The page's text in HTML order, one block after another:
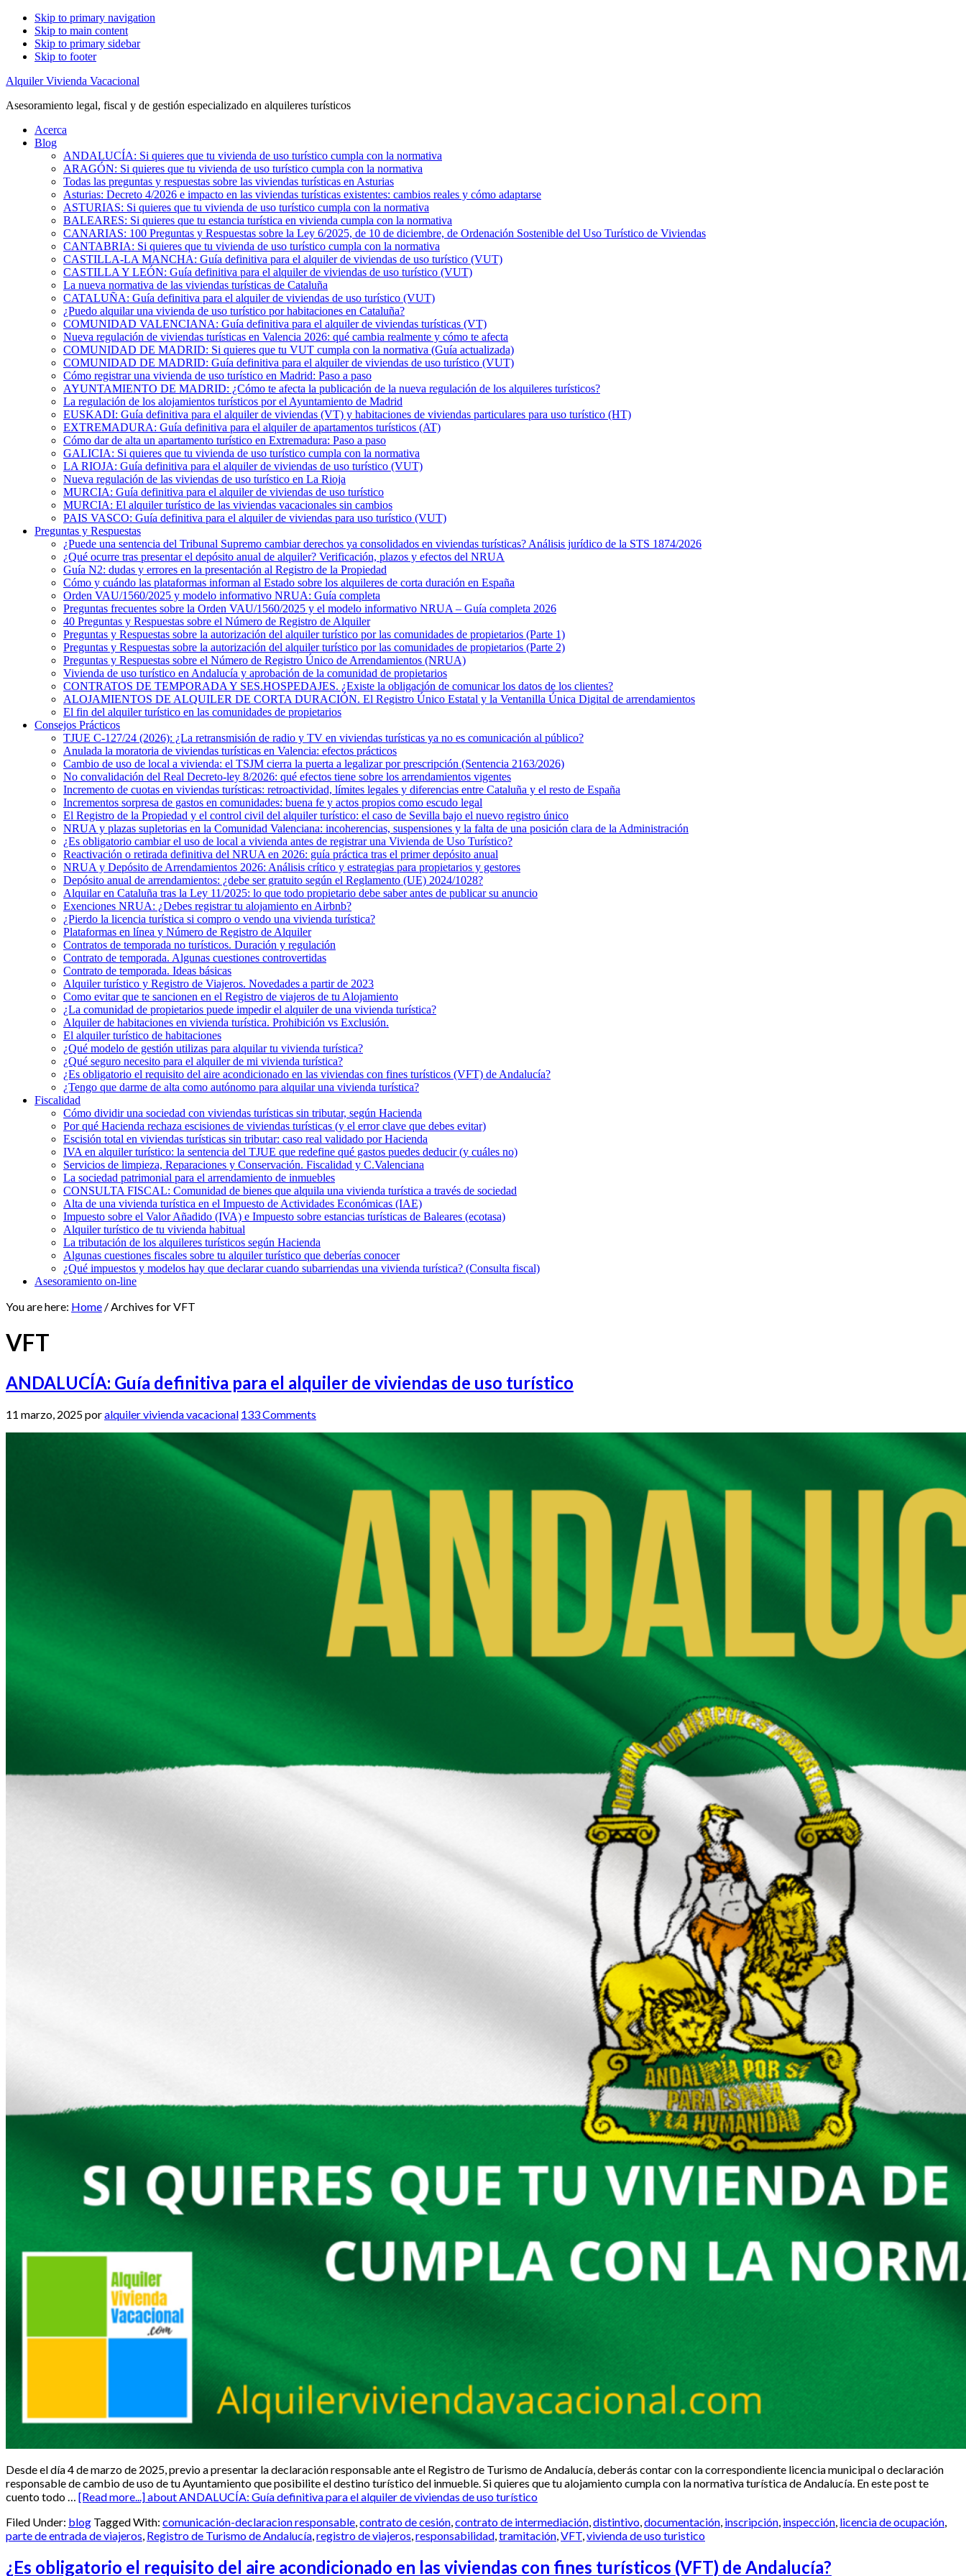
Skip to primary navigation
Skip to main content
Skip to primary sidebar
Skip to footer
Alquiler Vivienda Vacacional
Asesoramiento legal, fiscal y de gestión especializado en alquileres turísticos
Acerca
Blog
ANDALUCÍA: Si quieres que tu vivienda de uso turístico cumpla con la normativa
ARAGÓN: Si quieres que tu vivienda de uso turístico cumpla con la normativa
Todas las preguntas y respuestas sobre las viviendas turísticas en Asturias
Asturias: Decreto 4/2026 e impacto en las viviendas turísticas existentes: cambios reales y cómo adaptarse
ASTURIAS: Si quieres que tu vivienda de uso turístico cumpla con la normativa
BALEARES: Si quieres que tu estancia turística en vivienda cumpla con la normativa
CANARIAS: 100 Preguntas y Respuestas sobre la Ley 6/2025, de 10 de diciembre, de Ordenación Sostenible del Uso Turístico de Viviendas
CANTABRIA: Si quieres que tu vivienda de uso turístico cumpla con la normativa
CASTILLA-LA MANCHA: Guía definitiva para el alquiler de viviendas de uso turístico (VUT)
CASTILLA Y LEÓN: Guía definitiva para el alquiler de viviendas de uso turístico (VUT)
La nueva normativa de las viviendas turísticas de Cataluña
CATALUÑA: Guía definitiva para el alquiler de viviendas de uso turístico (VUT)
¿Puedo alquilar una vivienda de uso turístico por habitaciones en Cataluña?
COMUNIDAD VALENCIANA: Guía definitiva para el alquiler de viviendas turísticas (VT)
Nueva regulación de viviendas turísticas en Valencia 2026: qué cambia realmente y cómo te afecta
COMUNIDAD DE MADRID: Si quieres que tu VUT cumpla con la normativa (Guía actualizada)
COMUNIDAD DE MADRID: Guía definitiva para el alquiler de viviendas de uso turístico (VUT)
Cómo registrar una vivienda de uso turístico en Madrid: Paso a paso
AYUNTAMIENTO DE MADRID: ¿Cómo te afecta la publicación de la nueva regulación de los alquileres turísticos?
La regulación de los alojamientos turísticos por el Ayuntamiento de Madrid
EUSKADI: Guía definitiva para el alquiler de viviendas (VT) y habitaciones de viviendas particulares para uso turístico (HT)
EXTREMADURA: Guía definitiva para el alquiler de apartamentos turísticos (AT)
Cómo dar de alta un apartamento turístico en Extremadura: Paso a paso
GALICIA: Si quieres que tu vivienda de uso turístico cumpla con la normativa
LA RIOJA: Guía definitiva para el alquiler de viviendas de uso turístico (VUT)
Nueva regulación de las viviendas de uso turístico en La Rioja
MURCIA: Guía definitiva para el alquiler de viviendas de uso turístico
MURCIA: El alquiler turístico de las viviendas vacacionales sin cambios
PAIS VASCO: Guía definitiva para el alquiler de viviendas para uso turístico (VUT)
Preguntas y Respuestas
¿Puede una sentencia del Tribunal Supremo cambiar derechos ya consolidados en viviendas turísticas? Análisis jurídico de la STS 1874/2026
¿Qué ocurre tras presentar el depósito anual de alquiler? Verificación, plazos y efectos del NRUA
Guía N2: dudas y errores en la presentación al Registro de la Propiedad
Cómo y cuándo las plataformas informan al Estado sobre los alquileres de corta duración en España
Orden VAU/1560/2025 y modelo informativo NRUA: Guía completa
Preguntas frecuentes sobre la Orden VAU/1560/2025 y el modelo informativo NRUA – Guía completa 2026
40 Preguntas y Respuestas sobre el Número de Registro de Alquiler
Preguntas y Respuestas sobre la autorización del alquiler turístico por las comunidades de propietarios (Parte 1)
Preguntas y Respuestas sobre la autorización del alquiler turístico por las comunidades de propietarios (Parte 2)
Preguntas y Respuestas sobre el Número de Registro Único de Arrendamientos (NRUA)
Vivienda de uso turístico en Andalucía y aprobación de la comunidad de propietarios
CONTRATOS DE TEMPORADA Y SES.HOSPEDAJES. ¿Existe la obligación de comunicar los datos de los clientes?
ALOJAMIENTOS DE ALQUILER DE CORTA DURACIÓN. El Registro Único Estatal y la Ventanilla Única Digital de arrendamientos
El fin del alquiler turístico en las comunidades de propietarios
Consejos Prácticos
TJUE C-127/24 (2026): ¿La retransmisión de radio y TV en viviendas turísticas ya no es comunicación al público?
Anulada la moratoria de viviendas turísticas en Valencia: efectos prácticos
Cambio de uso de local a vivienda: el TSJM cierra la puerta a legalizar por prescripción (Sentencia 2163/2026)
No convalidación del Real Decreto-ley 8/2026: qué efectos tiene sobre los arrendamientos vigentes
Incremento de cuotas en viviendas turísticas: retroactividad, límites legales y diferencias entre Cataluña y el resto de España
Incrementos sorpresa de gastos en comunidades: buena fe y actos propios como escudo legal
El Registro de la Propiedad y el control civil del alquiler turístico: el caso de Sevilla bajo el nuevo registro único
NRUA y plazas supletorias en la Comunidad Valenciana: incoherencias, suspensiones y la falta de una posición clara de la Administración
¿Es obligatorio cambiar el uso de local a vivienda antes de registrar una Vivienda de Uso Turístico?
Reactivación o retirada definitiva del NRUA en 2026: guía práctica tras el primer depósito anual
NRUA y Depósito de Arrendamientos 2026: Análisis crítico y estrategias para propietarios y gestores
Depósito anual de arrendamientos: ¿debe ser gratuito según el Reglamento (UE) 2024/1028?
Alquilar en Cataluña tras la Ley 11/2025: lo que todo propietario debe saber antes de publicar su anuncio
Exenciones NRUA: ¿Debes registrar tu alojamiento en Airbnb?
¿Pierdo la licencia turística si compro o vendo una vivienda turística?
Plataformas en línea y Número de Registro de Alquiler
Contratos de temporada no turísticos. Duración y regulación
Contrato de temporada. Algunas cuestiones controvertidas
Contrato de temporada. Ideas básicas
Alquiler turístico y Registro de Viajeros. Novedades a partir de 2023
Como evitar que te sancionen en el Registro de viajeros de tu Alojamiento
¿La comunidad de propietarios puede impedir el alquiler de una vivienda turística?
Alquiler de habitaciones en vivienda turística. Prohibición vs Exclusión.
El alquiler turístico de habitaciones
¿Qué modelo de gestión utilizas para alquilar tu vivienda turística?
¿Qué seguro necesito para el alquiler de mi vivienda turística?
¿Es obligatorio el requisito del aire acondicionado en las viviendas con fines turísticos (VFT) de Andalucía?
¿Tengo que darme de alta como autónomo para alquilar una vivienda turística?
Fiscalidad
Cómo dividir una sociedad con viviendas turísticas sin tributar, según Hacienda
Por qué Hacienda rechaza escisiones de viviendas turísticas (y el error clave que debes evitar)
Escisión total en viviendas turísticas sin tributar: caso real validado por Hacienda
IVA en alquiler turístico: la sentencia del TJUE que redefine qué gastos puedes deducir (y cuáles no)
Servicios de limpieza, Reparaciones y Conservación. Fiscalidad y C.Valenciana
La sociedad patrimonial para el arrendamiento de inmuebles
CONSULTA FISCAL: Comunidad de bienes que alquila una vivienda turística a través de sociedad
Alta de una vivienda turística en el Impuesto de Actividades Económicas (IAE)
Impuesto sobre el Valor Añadido (IVA) e Impuesto sobre estancias turísticas de Baleares (ecotasa)
Alquiler turístico de tu vivienda habitual
La tributación de los alquileres turísticos según Hacienda
Algunas cuestiones fiscales sobre tu alquiler turístico que deberías conocer
¿Qué impuestos y modelos hay que declarar cuando subarriendas una vivienda turística? (Consulta fiscal)
Asesoramiento on-line
You are here: Home /Archives for VFT
VFT
ANDALUCÍA: Guía definitiva para el alquiler de viviendas de uso turístico
11 marzo, 2025poralquiler vivienda vacacional 133 Comments
Desde el día 4 de marzo de 2025, previo a presentar la declaración responsable ante el Registro de Turismo de Andalucía, deberás contar con la correspondiente licencia municipal o declaración
responsable de cambio de uso de tu Ayuntamiento que posibilite el destino turístico del inmueble. Si quieres que tu alojamiento cumpla con la normativa turística de Andalucía. En este post te
cuento todo … [Read more...]about ANDALUCÍA: Guía definitiva para el alquiler de viviendas de uso turístico
Filed Under: blog Tagged With: comunicación-declaracion responsable contrato de cesión contrato de intermediación distintivo documentación inscripción inspección licencia de ocupación
parte de entrada de viajeros Registro de Turismo de Andalucía registro de viajeros responsabilidad tramitación VFT vivienda de uso turistico
¿Es obligatorio el requisito del aire acondicionado en las viviendas con fines turísticos (VFT) de Andalucía?